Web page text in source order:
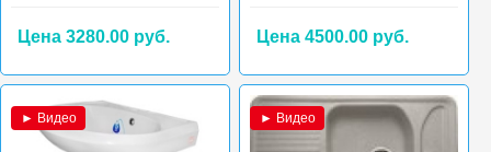
Цена 3280.00 руб. Цена 4500.00 руб.
► Видео ► Видео